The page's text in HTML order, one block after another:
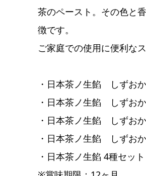
茶のペースト。その色と
徴です。
ご家庭での使用に便利な
・日本茶ノ生餡 しず
・日本茶ノ生餡 しずお
・日本茶ノ生餡 しずおか
・日本茶ノ生餡 しずお
・日本茶ノ生餡 4種セッ